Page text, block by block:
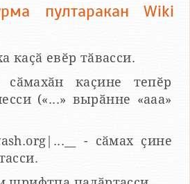
пултаракан Wiki
каҫӑ евӗр тӑвасси.
сӑмахӑн каҫине тепӗр
(«...» вырӑнне «ааа»
- сӑмах ҫине